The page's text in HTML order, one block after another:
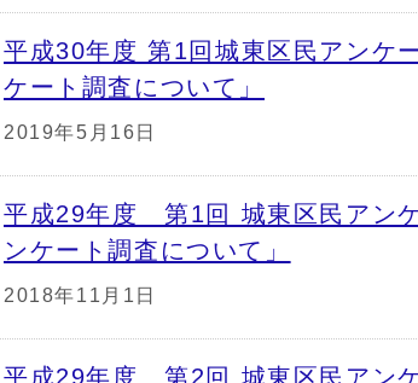
平成30年度 第1回城東区民アンケ
ケート調査について」
2019年5月16日
平成29年度 第1回 城東区民アン
ンケート調査について」
2018年11月1日
平成29年度 第2回 城東区民アン